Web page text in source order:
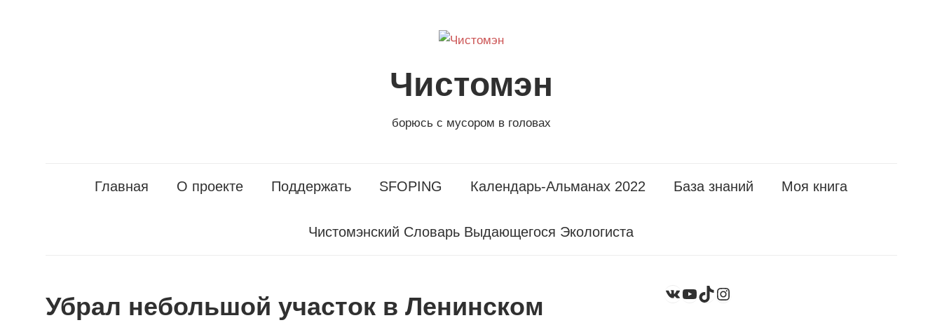
Чистомэн
борюсь с мусором в головах
Главная О проекте Поддержать SFOPING Календарь-Альманах 2022 База знаний Моя книга
Чистомэнский Словарь Выдающегося Экологиста
Убрал небольшой участок в Ленинском
ВКонтакте
YouTube
TikTokInstagram